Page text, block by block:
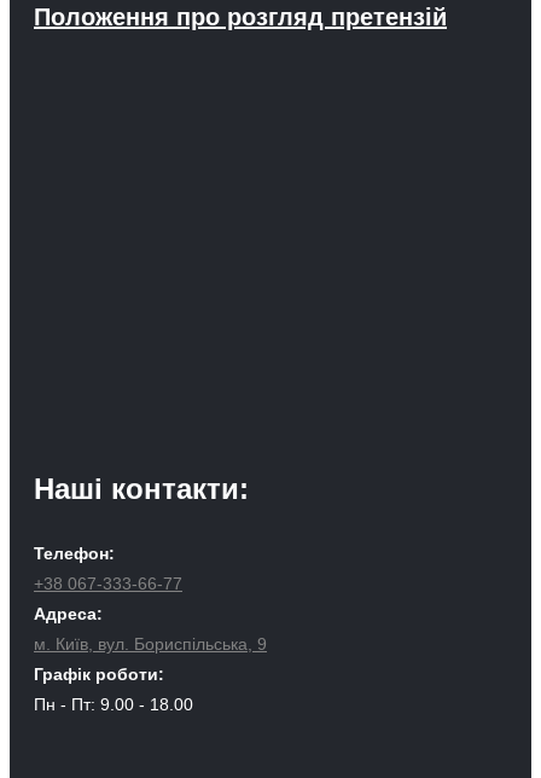
Положення про розгляд претензій
Наші контакти:
Телефон:
+38 067-333-66-77
Адреса:
м. Київ, вул. Бориспільська, 9
Графік роботи:
Пн - Пт: 9.00 - 18.00